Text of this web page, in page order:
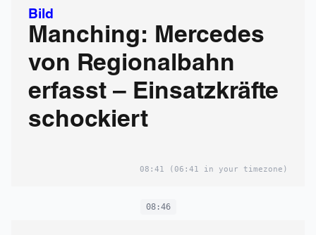
Bild
Manching: Mercedes
von Regionalbahn
erfasst – Einsatzkräfte
schockiert
08:41 (06:41 in your timezone)
08:46